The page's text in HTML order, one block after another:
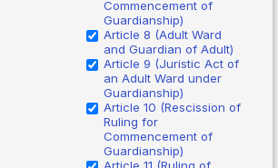
Commencement of
Guardianship)
Article 8 (Adult Ward
and Guardian of Adult)
Article 9 (Juristic Act of
an Adult Ward under
Guardianship)
Article 10 (Rescission of
Ruling for
Commencement of
Guardianship)